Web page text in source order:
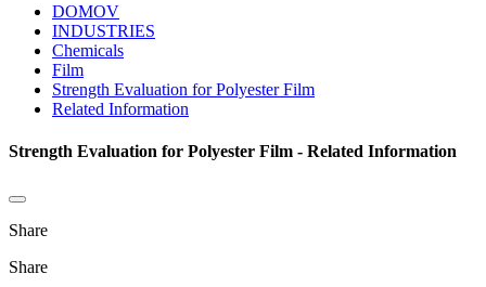
DOMOV
INDUSTRIES
Chemicals
Film
Strength Evaluation for Polyester Film
Related Information
Strength Evaluation for Polyester Film - Related Information
Share
Share